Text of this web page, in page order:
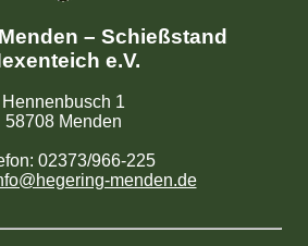
– Schießstand
e.V.
Hennenbusch 1
58708 Menden
02373/966-225
menden.de